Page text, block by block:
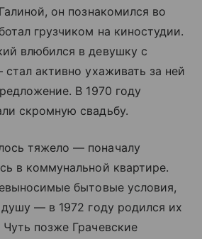
он познакомился во
грузчиком на киностудии.
влюбился в девушку с
стал активно ухаживать за ней
В 1970 году
скромную свадьбу.
тяжело — поначалу
в коммунальной квартире.
бытовые условия,
— в 1972 году родился их
позже Грачевские